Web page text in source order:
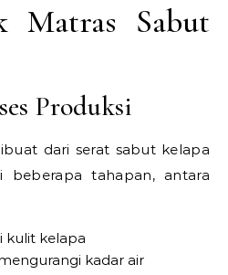
Matras Sabut
Produksi
dari serat sabut kelapa
beberapa tahapan, antara
kulit kelapa
kadar air